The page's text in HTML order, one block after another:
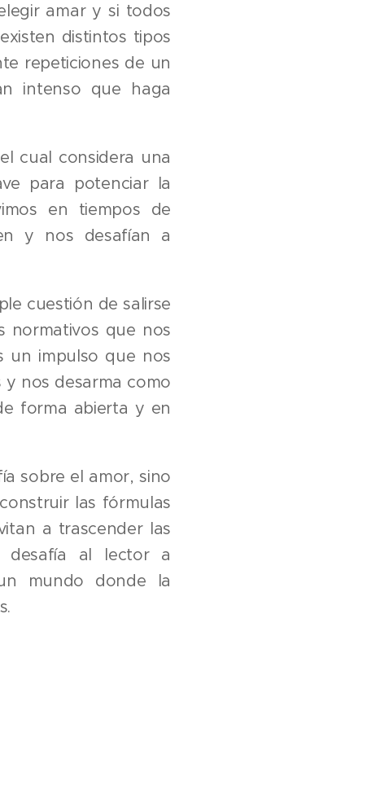
amar y si todos
distintos tipos
repeticiones de un
intenso que haga
cual considera una
para potenciar la
en tiempos de
y nos desafían a
cuestión de salirse
normativos que nos
un impulso que nos
nos desarma como
forma abierta y en
sobre el amor, sino
las fórmulas
a trascender las
desafía al lector a
mundo donde la